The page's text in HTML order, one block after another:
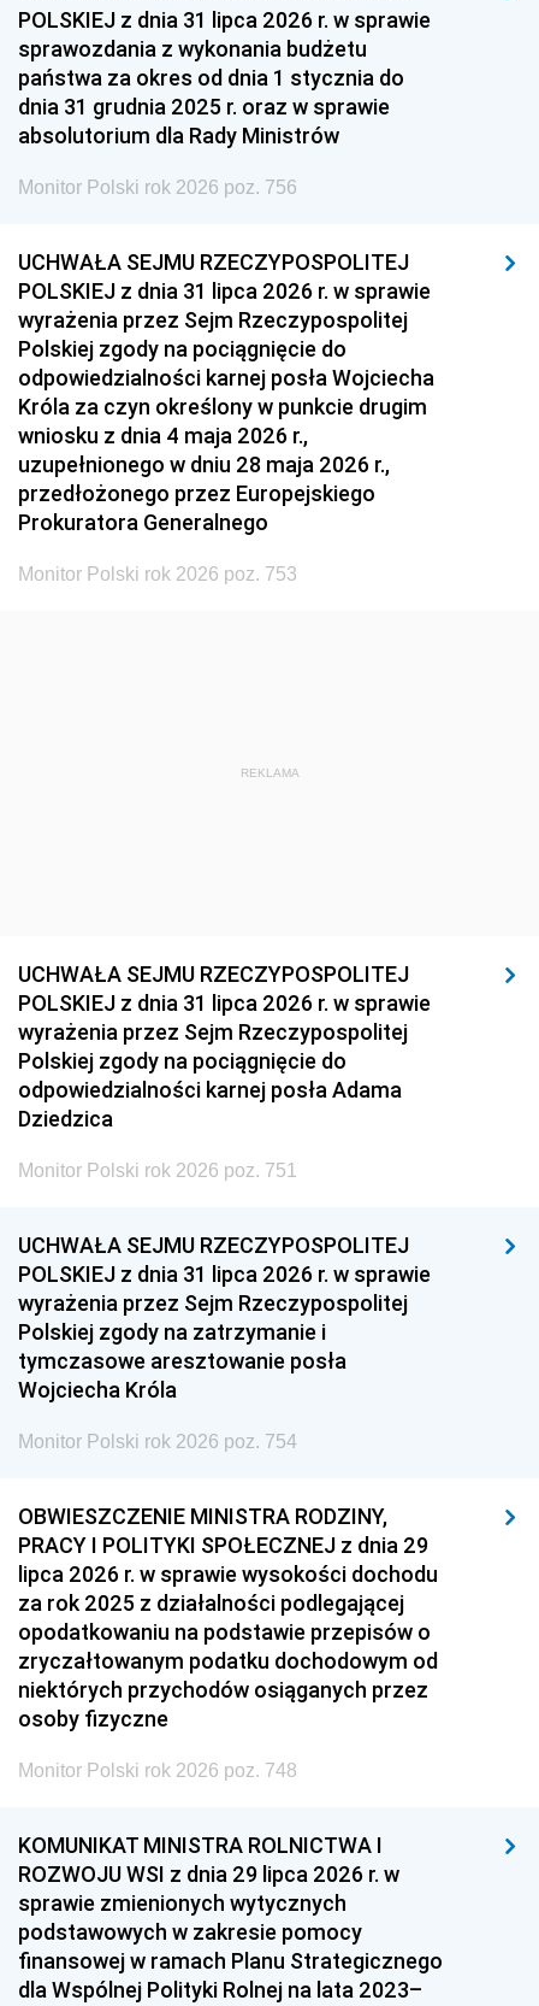
1939 1938 1937
1936 1930
POLSKIEJ z dnia 31 lipca 2026 r. w sprawie
sprawozdania z wykonania budżetu
państwa za okres od dnia 1 stycznia do
dnia 31 grudnia 2025 r. oraz w sprawie
absolutorium dla Rady Ministrów
Monitor Polski rok 2026 poz. 756
UCHWAŁA SEJMU RZECZYPOSPOLITEJ
POLSKIEJ z dnia 31 lipca 2026 r. w sprawie
wyrażenia przez Sejm Rzeczypospolitej
Polskiej zgody na pociągnięcie do
odpowiedzialności karnej posła Wojciecha
Króla za czyn określony w punkcie drugim
wniosku z dnia 4 maja 2026 r.,
uzupełnionego w dniu 28 maja 2026 r.,
przedłożonego przez Europejskiego
Prokuratora Generalnego
Monitor Polski rok 2026 poz. 753
REKLAMA
UCHWAŁA SEJMU RZECZYPOSPOLITEJ
POLSKIEJ z dnia 31 lipca 2026 r. w sprawie
wyrażenia przez Sejm Rzeczypospolitej
Polskiej zgody na pociągnięcie do
odpowiedzialności karnej posła Adama
Dziedzica
Monitor Polski rok 2026 poz. 751
UCHWAŁA SEJMU RZECZYPOSPOLITEJ
POLSKIEJ z dnia 31 lipca 2026 r. w sprawie
wyrażenia przez Sejm Rzeczypospolitej
Polskiej zgody na zatrzymanie i
tymczasowe aresztowanie posła
Wojciecha Króla
Monitor Polski rok 2026 poz. 754
OBWIESZCZENIE MINISTRA RODZINY,
PRACY I POLITYKI SPOŁECZNEJ z dnia 29
lipca 2026 r. w sprawie wysokości dochodu
za rok 2025 z działalności podlegającej
opodatkowaniu na podstawie przepisów o
zryczałtowanym podatku dochodowym od
niektórych przychodów osiąganych przez
osoby fizyczne
Monitor Polski rok 2026 poz. 748
KOMUNIKAT MINISTRA ROLNICTWA I
ROZWOJU WSI z dnia 29 lipca 2026 r. w
sprawie zmienionych wytycznych
podstawowych w zakresie pomocy
finansowej w ramach Planu Strategicznego
dla Wspólnej Polityki Rolnej na lata 2023–